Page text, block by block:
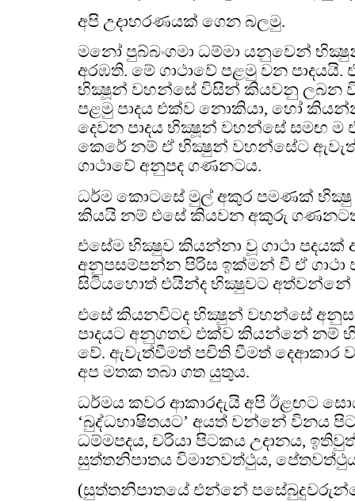
අපි උදාහරණයක් ගෙන බලමු.
මනෝ පුබ්බංගමා ධම්මා යනුවෙන්
අරඹති. මේ ගාථාවේ පළමු වන පාදයයි.
භික්‍ෂූන් වහන්සේ විසින් කියවනු ලබන
පළමු පාදය එක්ව නොකියා, හෝ
දෙවන පාදය භික්‍ෂූන් වහන්සේ සමඟ ම
කෙරේ නම් ඒ භික්‍ෂුන් වහන්සේට
ගාථාවේ අනුපද ගණනටය.
ධර්ම කොටසේ මුල් අකුර පමණක් භික්‍ෂු
කියයි නම් එසේ කියවන අකුරු ගණනටත්
එසේම භික්‍ෂුව කියන්නා වූ ගාථා
අනුපසම්පන්න පිරිස ඉක්මන් වී ඒ ගාථා
සිටියහොත් එයින්ද භික්‍ෂුවට අත්වන්නේ
එසේ කියනවිටද භික්‍ෂුන් වහන්සේ
පාදයට අනුගතව එක්ව කියන්නේ නම්
වේ. ඇවැත්වීමත් පචිති වීමත් දෙආකාර
අප මතක තබා ගත යුතුය.
ධර්මය කවර ආකාරදැයි අපි ඊළඟට
‘බුද්ධභාෂිතයට’ අයත් වන්නේ විනය
ධම්මපදය, චරියා පිටකය උදානය,
සුත්තනිපාතය විමානවත්ථුය, පේතවත්ථුය
(සුත්තනිපාතයේ එන්නේ